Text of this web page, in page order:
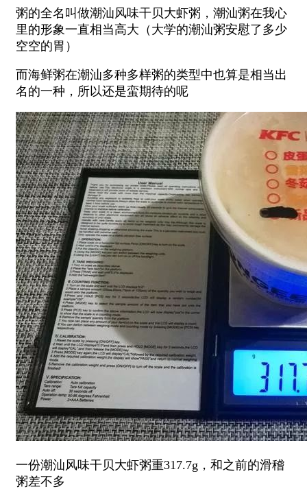
粥的全名叫做潮汕风味干贝大虾粥，潮汕粥在我心
里的形象一直相当高大（大学的潮汕粥安慰了多少
空空的胃）
而海鲜粥在潮汕多种多样粥的类型中也算是相当出
名的一种，所以还是蛮期待的呢
一份潮汕风味干贝大虾粥重317.7g，和之前的滑稽
粥差不多